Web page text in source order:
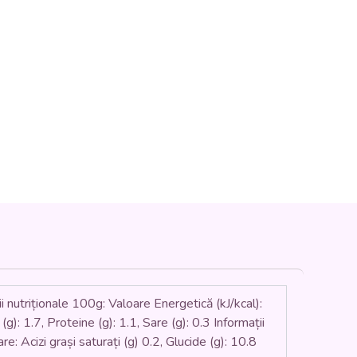
100g: Valoare Energetică (kJ/kcal):
1.7, Proteine (g): 1.1, Sare (g): 0.3 Informații
Acizi grași saturați (g) 0.2, Glucide (g): 10.8